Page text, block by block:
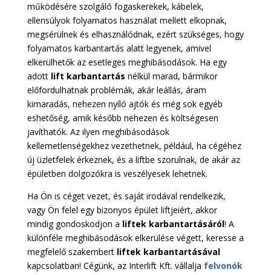
működésére szolgáló fogaskerekek, kábelek,
ellensúlyok folyamatos használat mellett elkopnak,
megsérülnek és elhasználódnak, ezért szükséges, hogy
folyamatos karbantartás alatt legyenek, amivel
elkerülhetők az esetleges meghibásodások. Ha egy
adott lift karbantartás nélkül marad, bármikor
előfordulhatnak problémák, akár leállás, áram
kimaradás, nehezen nyíló ajtók és még sok egyéb
eshetőség, amik később nehezen és költségesen
javíthatók. Az ilyen meghibásodások
kellemetlenségekhez vezethetnek, például, ha cégéhez
új üzletfelek érkeznek, és a liftbe szorulnak, de akár az
épületben dolgozókra is veszélyesek lehetnek.
Ha Ön is céget vezet, és saját irodával rendelkezik,
vagy Ön felel egy bizonyos épület liftjeiért, akkor
mindig gondoskodjon a liftek karbantartásáról! A
különféle meghibásodások elkerülése végett, keresse a
megfelelő szakembert liftek karbantartásával
kapcsolatban! Cégünk, az Interlift Kft. vállalja felvonók